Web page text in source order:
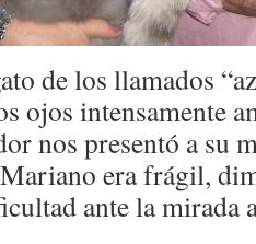
de los llamados
ojos intensamente
nos presentó a su
era frágil,
ante la mirada